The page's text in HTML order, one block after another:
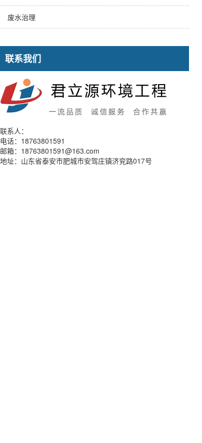
废水治理
联系我们
联系人：
电话：18763801591
邮箱：18763801591@163.com
地址：山东省泰安市肥城市安驾庄镇济兖路017号